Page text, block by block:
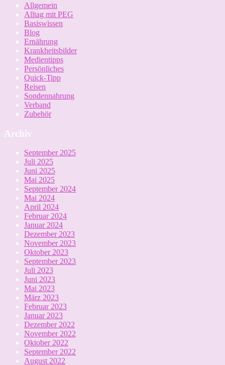
Allgemein
Alltag mit PEG
Basiswissen
Blog
Ernährung
Krankheitsbilder
Medientipps
Persönliches
Quick-Tipp
Reisen
Sondennahrung
Verband
Zubehör
Archiv
September 2025
Juli 2025
Juni 2025
Mai 2025
September 2024
Mai 2024
April 2024
Februar 2024
Januar 2024
Dezember 2023
November 2023
Oktober 2023
September 2023
Juli 2023
Juni 2023
Mai 2023
März 2023
Februar 2023
Januar 2023
Dezember 2022
November 2022
Oktober 2022
September 2022
August 2022